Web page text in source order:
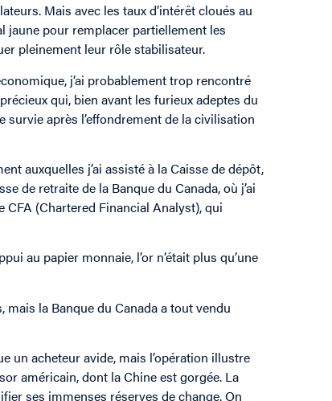
Mais avec les taux d’intérêt cloués au
jaune pour remplacer partiellement les
pleinement leur rôle stabilisateur.
j’ai probablement trop rencontré
qui, bien avant les furieux adeptes du
survie après l’effondrement de la civilisation
auxquelles j’ai assisté à la Caisse de dépôt,
de retraite de la Banque du Canada, où j’ai
CFA (Chartered Financial Analyst), qui
au papier monnaie, l’or n’était plus qu’une
la Banque du Canada a tout vendu
un acheteur avide, mais l’opération illustre
américain, dont la Chine est gorgée. La
ses immenses réserves de change. On